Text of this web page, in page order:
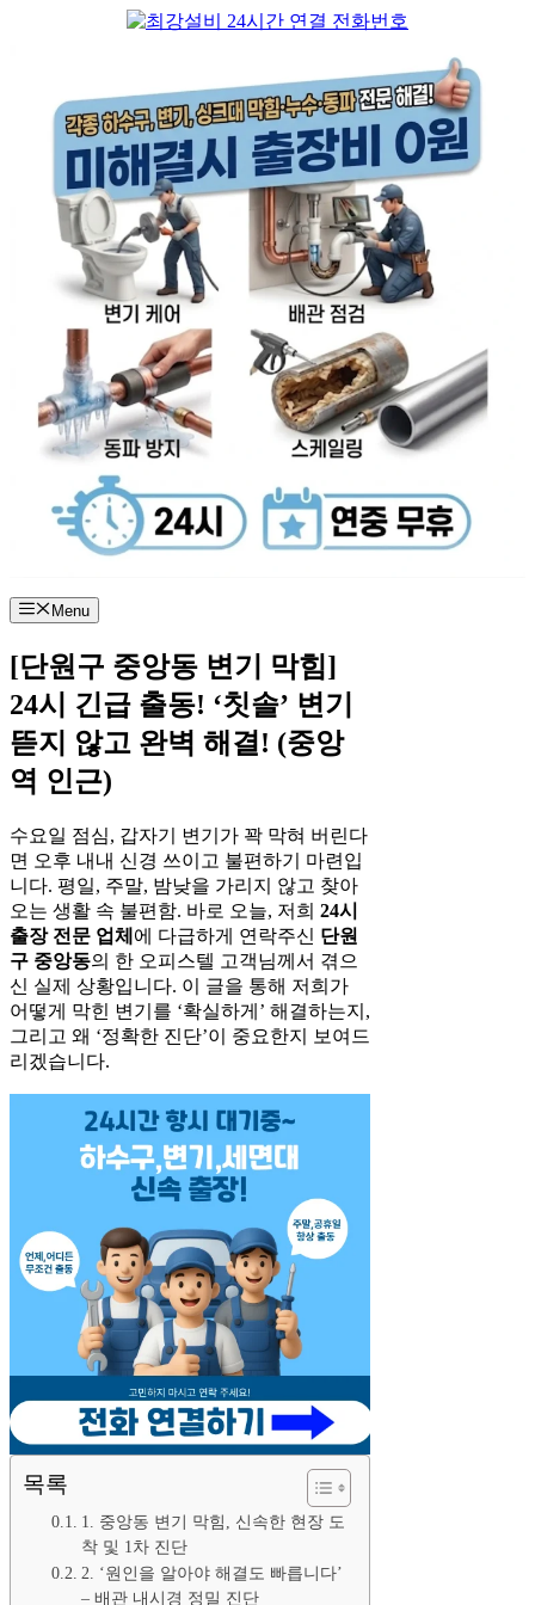
Menu
[단원구 중앙동 변기 막힘]
24시 긴급 출동! ‘칫솔’ 변기
뜯지 않고 완벽 해결! (중앙
역 인근)
수요일 점심, 갑자기 변기가 꽉 막혀 버린다
면 오후 내내 신경 쓰이고 불편하기 마련입
니다. 평일, 주말, 밤낮을 가리지 않고 찾아
오는 생활 속 불편함. 바로 오늘, 저희 24시
출장 전문 업체 에 다급하게 연락주신 단원
구 중앙동의 한 오피스텔 고객님께서 겪으
신 실제 상황입니다. 이 글을 통해 저희가
어떻게 막힌 변기를 ‘확실하게’ 해결하는지,
그리고 왜 ‘정확한 진단’이 중요한지 보여드
리겠습니다.
목록
1. 중앙동 변기 막힘, 신속한 현장 도
착 및 1차 진단
2. ‘원인을 알아야 해결도 빠릅니다’
– 배관 내시경 정밀 진단